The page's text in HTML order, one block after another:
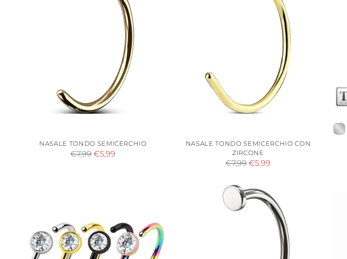
NASALE TONDO SEMICERCHIO
Prezzo
€7,99 €5,99
NASALE TONDO SEMICERCHIO CON
ZIRCONE
Prezzo
listino
€7,99 €5,99